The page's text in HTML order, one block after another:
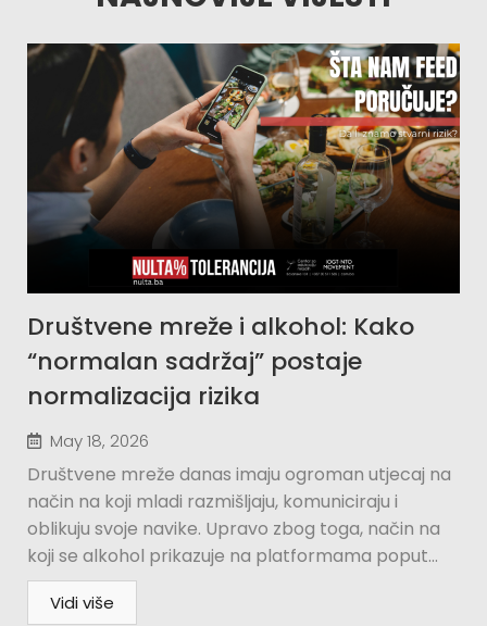
Društvene mreže i alkohol: Kako
“normalan sadržaj” postaje
normalizacija rizika
May 18, 2026
Društvene mreže danas imaju ogroman utjecaj na
način na koji mladi razmišljaju, komuniciraju i
oblikuju svoje navike. Upravo zbog toga, način na
koji se alkohol prikazuje na platformama poput...
Vidi više